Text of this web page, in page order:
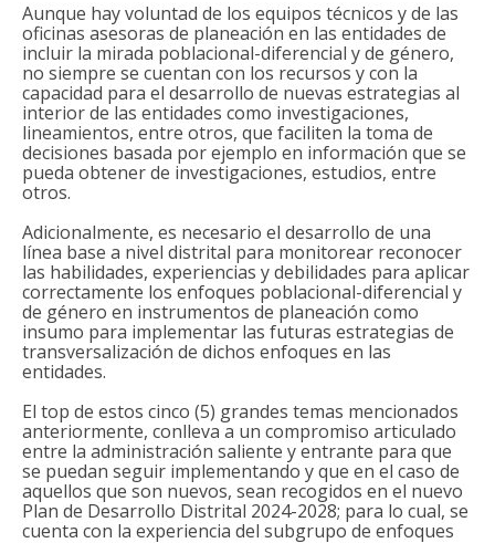
Aunque hay voluntad de los equipos técnicos y de las
oficinas asesoras de planeación en las entidades de
incluir la mirada poblacional-diferencial y de género,
no siempre se cuentan con los recursos y con la
capacidad para el desarrollo de nuevas estrategias al
interior de las entidades como investigaciones,
lineamientos, entre otros, que faciliten la toma de
decisiones basada por ejemplo en información que se
pueda obtener de investigaciones, estudios, entre
otros.
Adicionalmente, es necesario el desarrollo de una
línea base a nivel distrital para monitorear reconocer
las habilidades, experiencias y debilidades para aplicar
correctamente los enfoques poblacional-diferencial y
de género en instrumentos de planeación como
insumo para implementar las futuras estrategias de
transversalización de dichos enfoques en las
entidades.
El top de estos cinco (5) grandes temas mencionados
anteriormente, conlleva a un compromiso articulado
entre la administración saliente y entrante para que
se puedan seguir implementando y que en el caso de
aquellos que son nuevos, sean recogidos en el nuevo
Plan de Desarrollo Distrital 2024-2028; para lo cual, se
cuenta con la experiencia del subgrupo de enfoques